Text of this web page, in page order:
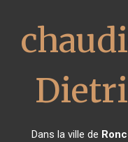
Dans la ville de